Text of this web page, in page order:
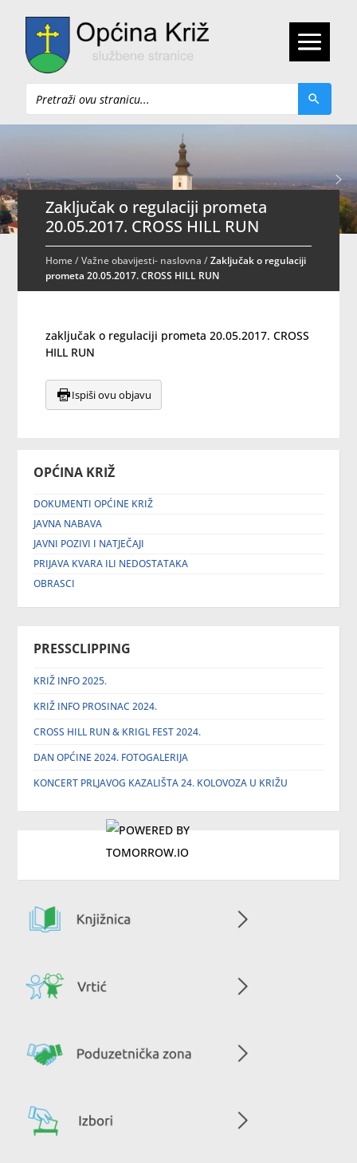
Pretraži
OPĆINA KRIŽ
DOKUMENTI OPĆINE KRIŽ
JAVNA NABAVA
JAVNI POZIVI I NATJEČAJI
PRIJAVA KVARA ILI NEDOSTATAKA
OBRASCI
PRESSCLIPPING
KRIŽ INFO 2025.
KRIŽ INFO PROSINAC 2024.
CROSS HILL RUN & KRIGL FEST 2024.
DAN OPĆINE 2024. FOTOGALERIJA
KONCERT PRLJAVOG KAZALIŠTA 24. KOLOVOZA U KRIŽU
Zaključak o regulaciji prometa
20.05.2017. CROSS HILL RUN
Home/Važne obavijesti- naslovna /Zaključak o regulaciji
prometa 20.05.2017. CROSS HILL RUN
zaključak o regulaciji prometa 20.05.2017. CROSS
HILL RUN
Ispiši ovu objavu